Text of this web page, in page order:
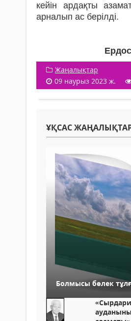
кейін ардақты
арналып ас берілді.
Жаңалықтар
09 наурыз 2023 ж.
ҰҚСАС
Болмысы бөлек